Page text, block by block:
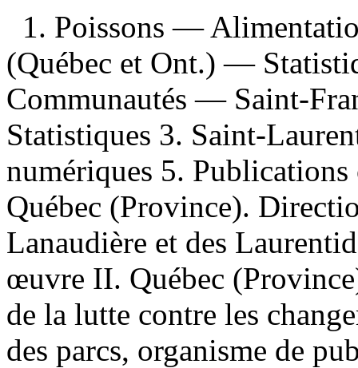
1. Poissons —
(Québec et Ont.) —
Communautés — Saint-
Statistiques 3. Saint-
numériques 5.
Québec (Province).
Lanaudière et des
œuvre II. Québec
de la lutte contre les
des parcs, organisme de